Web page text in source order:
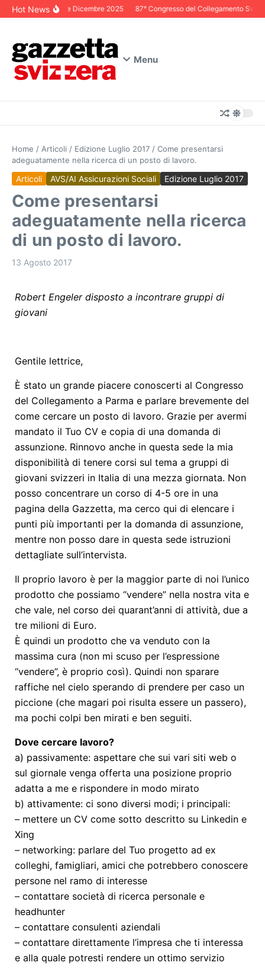
Salta al contenuto
Hot NewsEditoriale Dicembre 2025 87° Congresso del Collegamento
Menu
Home / Articoli / Edizione Luglio 2017 / Come presentarsi
adeguatamente nella ricerca di un posto di lavoro.
Articoli AVS/AI Assicurazioni Sociali Edizione Luglio 2017
Come presentarsi
adeguatamente nella ricerca
di un posto di lavoro.
13 Agosto 2017
Robert Engeler disposto a incontrare gruppi di
giovani
Gentile lettrice,
È stato un grande piacere conoscerti al Congresso
del Collegamento a Parma e parlare brevemente del
come cercare un posto di lavoro. Grazie per avermi
mandato il Tuo CV e copia di una domanda di
assunzione. Rinnovo anche in questa sede la mia
disponibilità di tenere corsi sul tema a gruppi di
giovani svizzeri in Italia di una mezza giornata. Non
posso concentrare un corso di 4-5 ore in una
pagina della Gazzetta, ma cerco qui di elencare i
punti più importanti per la domanda di assunzione,
mentre non posso dare in questa sede istruzioni
dettagliate sull’intervista.
Il proprio lavoro è per la maggior parte di noi l’unico
prodotto che possiamo “vendere” nella nostra vita e
che vale, nel corso dei quarant’anni di attività, due a
tre milioni di Euro.
È quindi un prodotto che va venduto con la
massima cura (non mi scuso per l’espressione
“vendere”, è proprio così). Quindi non sparare
raffiche nel cielo sperando di prendere per caso un
piccione (che magari poi risulta essere un passero),
ma pochi colpi ben mirati e ben seguiti.
Dove cercare lavoro?
a) passivamente: aspettare che sui vari siti web o
sul giornale venga offerta una posizione proprio
adatta a me e rispondere in modo mirato
b) attivamente: ci sono diversi modi; i principali:
– mettere un CV come sotto descritto su Linkedin e
Xing
– networking: parlare del Tuo progetto ad ex
colleghi, famigliari, amici che potrebbero conoscere
persone nel ramo di interesse
– contattare società di ricerca personale e
headhunter
– contattare consulenti aziendali
– contattare direttamente l’impresa che ti interessa
e alla quale potresti rendere un ottimo servizio